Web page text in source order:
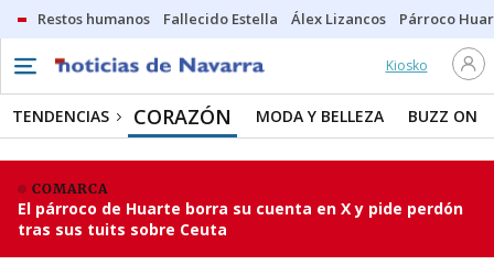
Restos humanos Fallecido Estella Álex Lizancos Párroco
Kiosko
TENDENCIAS CORAZÓN MODA Y BELLEZA BUZZ ON
COMARCA
El párroco de Huarte borra su cuenta en X y pide perdón
tras sus tuits sobre Ceuta